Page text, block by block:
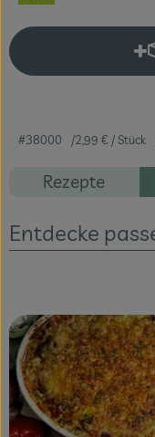
Service
Blog
#38000 2,99 € / Stück
Rezepte
Entdecke